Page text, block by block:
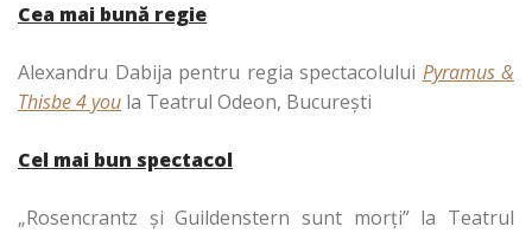
Cea mai bună regie
Alexandru Dabija pentru regia spectacolului Pyramus &
Thisbe 4 you la Teatrul Odeon, Bucureşti
Cel mai bun spectacol
„Rosencrantz şi Guildenstern sunt morţi” la Teatrul